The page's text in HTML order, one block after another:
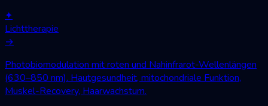
✦
Lichttherapie
→
Photobiomodulation mit roten und Nahinfrarot-Wellenlängen
(630–850 nm). Hautgesundheit, mitochondriale Funktion,
Muskel-Recovery, Haarwachstum.